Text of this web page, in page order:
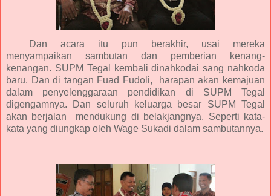
Dan acara itu pun berakhir, usai mereka
menyampaikan sambutan dan pemberian kenang-
kenangan. SUPM Tegal kembali dinahkodai sang nahkoda
baru. Dan di tangan Fuad Fudoli, harapan akan kemajuan
dalam penyelenggaraan pendidikan di SUPM Tegal
digengamnya. Dan seluruh keluarga besar SUPM Tegal
akan berjalan mendukung di belakjangnya. Seperti kata-
kata yang diungkap oleh Wage Sukadi dalam sambutannya.